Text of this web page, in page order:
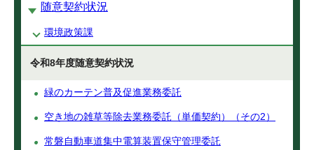
随意契約状況
環境政策課
令和8年度随意契約状況
緑のカーテン普及促進業務委託
空き地の雑草等除去業務委託（単価契約）（その2）
常磐自動車道集中電算装置保守管理委託